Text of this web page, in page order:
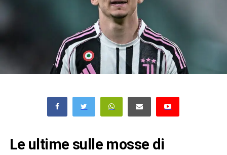
Le ultime sulle mosse di